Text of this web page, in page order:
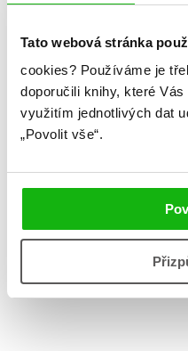
Tato webová stránka
cookies? Používáme je
doporučili knihy, které
využitím jednotlivých dat
„Povolit vše“.
Původní název
EAN
Vazba